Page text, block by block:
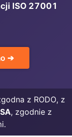
ISO 27001
➔
z RODO, z
, zgodnie z